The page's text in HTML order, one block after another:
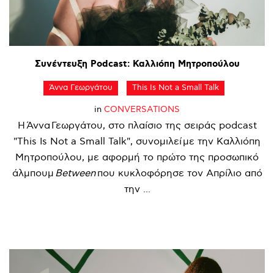
Συνέντευξη Podcast: Καλλιόπη Μητροπούλου
Άννα Γεωργάτου This Is Not a Small Talk
in CONVERSATIONS
Η Άννα Γεωργάτου, στο πλαίσιο της σειράς podcast
"This Is Not a Small Talk", συνομιλεί με την Καλλιόπη
Μητροπούλου, με αφορμή το πρώτο της προσωπικό
άλμπουμ Betweenπου κυκλοφόρησε τον Απρίλιο από
την ...